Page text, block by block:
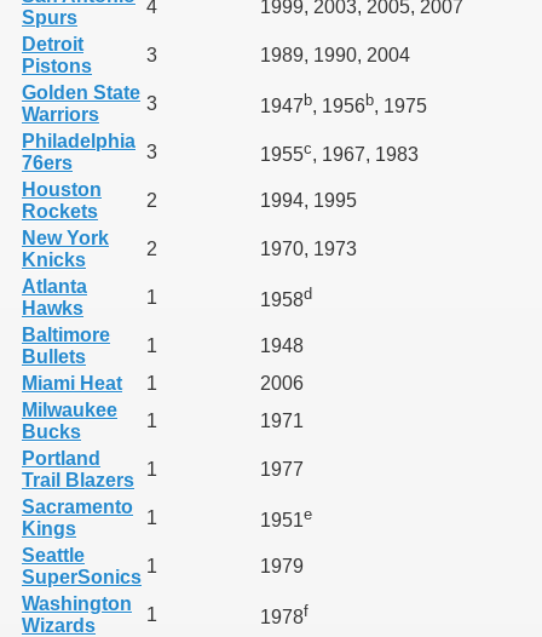
Spurs
4
1999, 2003, 2005, 2007
Detroit
Pistons
3
1989, 1990, 2004
Golden State
Warriors
3 1947 b, 1956b, 1975
Philadelphia
76ers
3 1955c, 1967, 1983
Houston
Rockets
2
1994, 1995
New York
Knicks
2
1970, 1973
Atlanta
Hawks
1 1958d
Baltimore
Bullets
1
1948
Miami Heat
1
2006
Milwaukee
Bucks
1
1971
Portland
Trail Blazers
1
1977
Sacramento
Kings
1 1951e
Seattle
SuperSonics
1
1979
Washington
Wizards
1 1978f